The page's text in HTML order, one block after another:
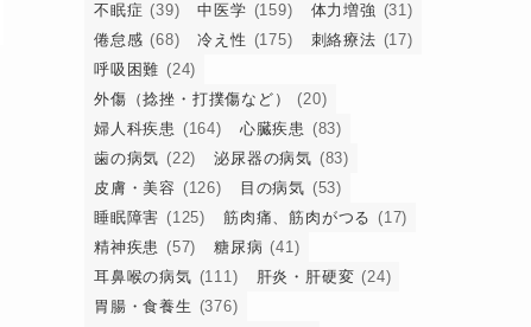
不眠症 (39) 中医学 (159) 体力増強 (31)
倦怠感 (68) 冷え性 (175) 刺絡療法 (17)
呼吸困難 (24)
外傷（捻挫・打撲傷など）
(20)
婦人科疾患 (164) 心臓疾患 (83)
歯の病気 (22) 泌尿器の病気 (83)
皮膚・美容 (126) 目の病気 (53)
睡眠障害 (125) 筋肉痛、筋肉がつる (17)
精神疾患 (57) 糖尿病 (41)
耳鼻喉の病気 (111) 肝炎・肝硬変 (24)
胃腸・食養生 (376)